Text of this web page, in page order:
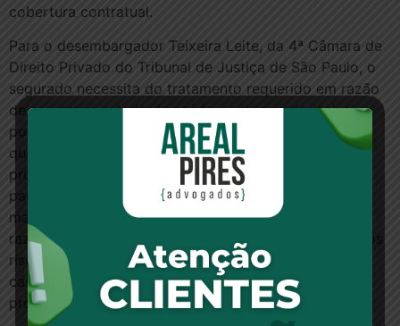
cobertura contratual.
Para o desembargador Teixeira Leite, da 4ª Câmara de
Direito Privado do Tribunal de Justiça de São Paulo, o
segurado necessita do tratamento requerido em razão
de seu grave estado de saúde, comprovado inclusive
por relato de seu médico. “Ademais”, frisou, “note-se
que a concessão de home care beneficia também a
própria seguradora, porquanto ao que parece, o
paciente deveria permanecer internado em hospital,
mas essa medida não convém nem à seguradora, em
razão do alto custo, nem ao segurado, que se livra dos
riscos de infecção hospitalar, podendo estar em sua
casa, ao lado de seus familiares”. Foi negado
provimento ao recurso da empresa.